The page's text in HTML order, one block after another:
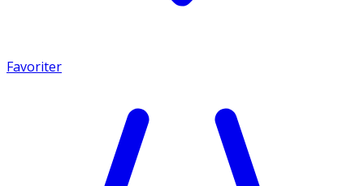
Favoriter